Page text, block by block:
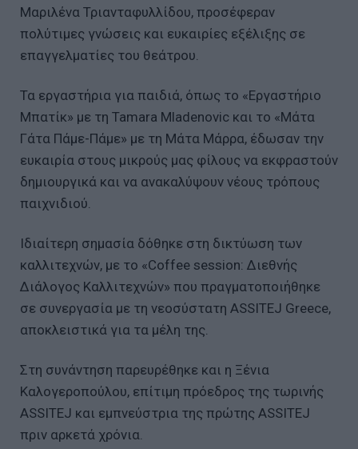
Μαριλένα Τριανταφυλλίδου, προσέφεραν
πολύτιμες γνώσεις και ευκαιρίες εξέλιξης σε
επαγγελματίες του θεάτρου.
Τα εργαστήρια για παιδιά, όπως το «Εργαστήριο
Μπατίκ» με τη Tamara Mladenovic και το «Μάτα
Γάτα Πάμε-Πάμε» με τη Μάτα Μάρρα, έδωσαν την
ευκαιρία στους μικρούς μας φίλους να εκφραστούν
δημιουργικά και να ανακαλύψουν νέους τρόπους
παιχνιδιού.
Ιδιαίτερη σημασία δόθηκε στη δικτύωση των
καλλιτεχνών, με το «Coffee session: Διεθνής
Διάλογος Καλλιτεχνών» που πραγματοποιήθηκε
σε συνεργασία με τη νεοσύστατη ASSITEJ Greece,
αποκλειστικά για τα μέλη της.
Στη συνάντηση παρευρέθηκε και η Ξένια
Καλογεροπούλου, επίτιμη πρόεδρος της τωρινής
ASSITEJ και εμπνεύστρια της πρώτης ASSITEJ
πριν αρκετά χρόνια.